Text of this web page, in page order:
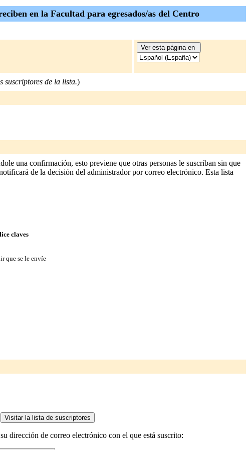
en la Facultad para egresados/as del Centro
suscriptores de la lista.)
una confirmación, esto previene que otras personas le suscriban sin que
de la decisión del administrador por correo electrónico. Esta lista
claves
que se le envíe
dirección de correo electrónico con el que está suscrito: